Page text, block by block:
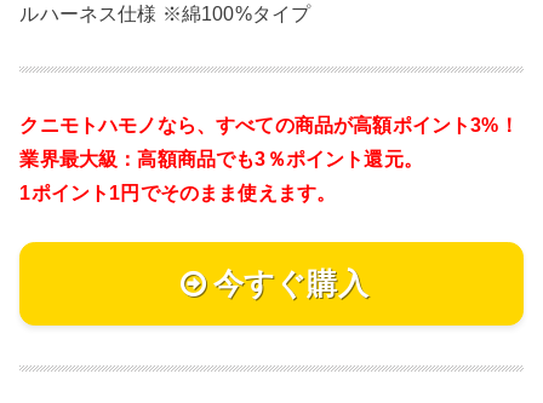
ルハーネス仕様 ※綿100%タイプ
クニモトハモノなら、すべての商品が高額ポイント3%！
業界最大級：高額商品でも3％ポイント還元。
1ポイント1円でそのまま使えます。
今すぐ購入